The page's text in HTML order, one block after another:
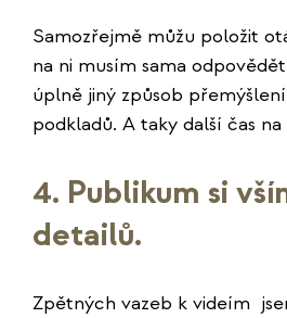
Samozřejmě můžu položit
na ni musím sama
úplně jiný způsob
podkladů. A taky další čas
4. Publikum si
detailů.
Zpětných vazeb k videím